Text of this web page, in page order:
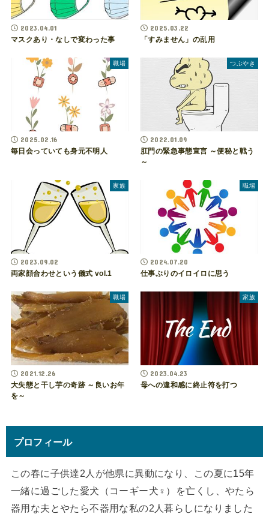
2023.04.01
マスクあり・なしで変わった事
2025.03.22
「すみません」の乱用
職場
2025.02.16
毎日会っていても身元不明人
つぶやき
2022.01.09
肛門の緊急事態宣言 ～便秘と戦う
～
家族
2023.09.02
両家顔合わせという儀式 vol.1
職場
2024.07.20
仕事ぶりのイロイロに思う
職場
2021.12.26
大失態と干し芋の奇跡 ～良いお年
を～
家族
2023.04.23
母への違和感に終止符を打つ
プロフィール
この春に子供達2人が他県に異動になり、この夏に15年
一緒に過ごした愛犬（コーギー犬♀）を亡くし、やたら
器用な夫とやたら不器用な私の2人暮らしになりました